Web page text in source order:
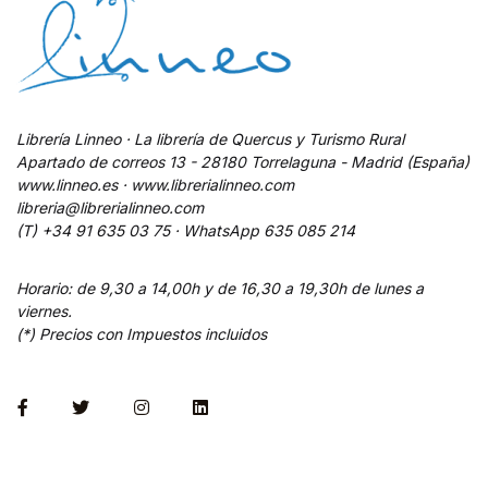
Librería Linneo · La librería de Quercus y Turismo Rural
Apartado de correos 13 - 28180 Torrelaguna - Madrid (España)
www.linneo.es · www.librerialinneo.com
libreria@librerialinneo.com
(T) +34 91 635 03 75 · WhatsApp 635 085 214
Horario: de 9,30 a 14,00h y de 16,30 a 19,30h de lunes a
viernes.
(*) Precios con Impuestos incluidos